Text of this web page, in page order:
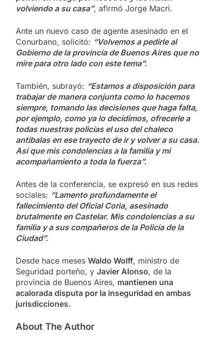
volviendo a su casa”, afirmó Jorge Macri.
Ante un nuevo caso de agente asesinado en el
Conurbano, solicitó: “Volvemos a pedirle al
Gobierno de la provincia de Buenos Aires que no
mire para otro lado con este tema”.
También, subrayó: “Estamos a disposición para
trabajar de manera conjunta como lo hacemos
siempre, tomando las decisiones que haga falta,
por ejemplo, como ya lo decidimos, ofrecerle a
todas nuestras policías el uso del chaleco
antibalas en ese trayecto de ir y volver a su casa.
Así que mis condolencias a la familia y mi
acompañamiento a toda la fuerza”.
Antes de la conferencia, se expresó en sus redes
sociales: “Lamento profundamente el
fallecimiento del Oficial Coria, asesinado
brutalmente en Castelar. Mis condolencias a su
familia y a sus compañeros de la Policía de la
Ciudad”.
Desde hace meses Waldo Wolff, ministro de
Seguridad porteño, y Javier Alonso, de la
provincia de Buenos Aires, mantienen una
acalorada disputa por la inseguridad en ambas
jurisdicciones.
About The Author